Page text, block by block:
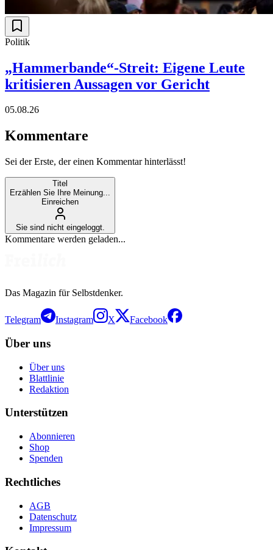
Politik
„Hammerbande“-Streit: Eigene Leute
kritisieren Aussagen vor Gericht
05.08.26
Kommentare
Sei der Erste, der einen Kommentar hinterlässt!
Titel
Erzählen Sie Ihre Meinung...
Einreichen
Sie sind nicht eingeloggt.
Kommentare werden geladen...
Das Magazin für Selbstdenker.
Telegram Instagram X Facebook
Über uns
Über uns
Blattlinie
Redaktion
Unterstützen
Abonnieren
Shop
Spenden
Rechtliches
AGB
Datenschutz
Impressum